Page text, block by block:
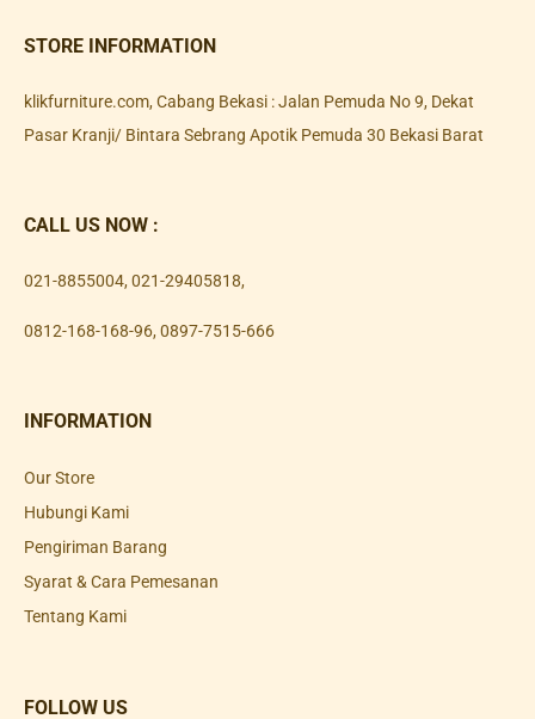
STORE INFORMATION
klikfurniture.com, Cabang Bekasi : Jalan Pemuda No 9, Dekat
Pasar Kranji/ Bintara Sebrang Apotik Pemuda 30 Bekasi Barat
CALL US NOW :
021-8855004, 021-29405818,
0812-168-168-96, 0897-7515-666
INFORMATION
Our Store
Hubungi Kami
Pengiriman Barang
Syarat & Cara Pemesanan
Tentang Kami
FOLLOW US